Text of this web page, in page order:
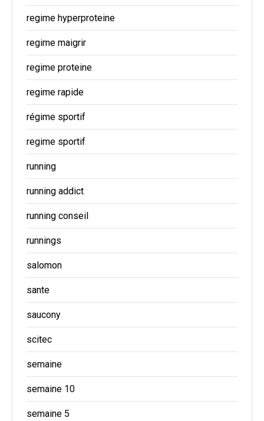
regime hyperproteine
regime maigrir
regime proteine
regime rapide
régime sportif
regime sportif
running
running addict
running conseil
runnings
salomon
sante
saucony
scitec
semaine
semaine 10
semaine 5